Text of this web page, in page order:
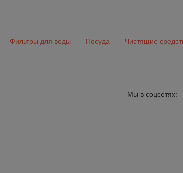
Фильтры для воды Посуда Чистящие
Мы в соцсетях: